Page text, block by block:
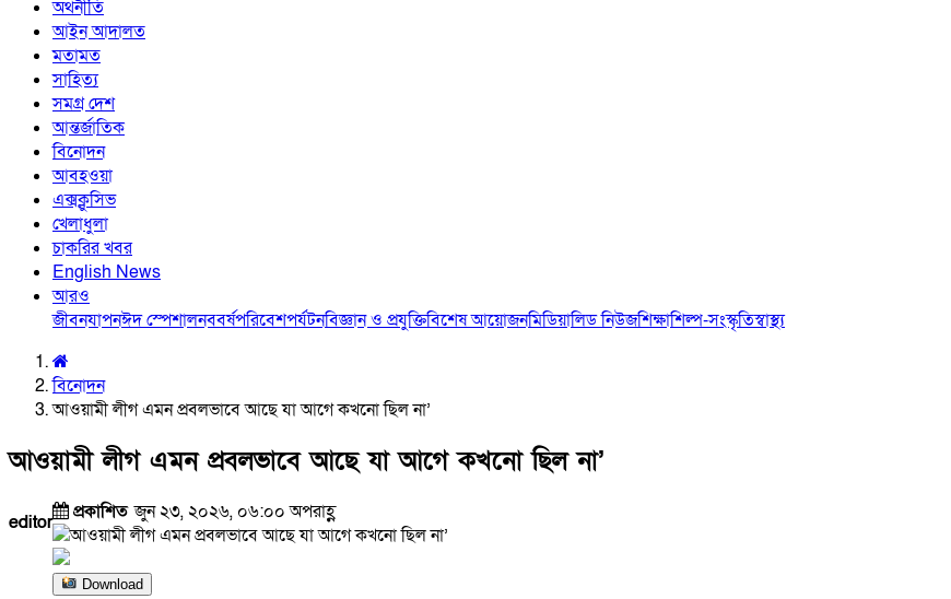
অর্থনীতি
আইন আদালত
মতামত
সাহিত্য
সমগ্র দেশ
আন্তর্জাতিক
বিনোদন
আবহওয়া
এক্সক্লুসিভ
খেলাধুলা
চাকরির খবর
English News
আরও
জীবনযাপনঈদ স্পেশালনববর্ষপরিবেশপর্যটনবিজ্ঞান ও প্রযুক্তিবিশেষ আয়োজনমিডিয়ালিড নিউজশিক্ষাশিল্প-সংস্কৃতিস্বাস্থ্য
বিনোদন
আওয়ামী লীগ এমন প্রবলভাবে আছে যা আগে কখনো ছিল না’
আওয়ামী লীগ এমন প্রবলভাবে আছে যা আগে কখনো ছিল না’
editor প্রকাশিতজুন ২৩, ২০২৬, ০৬:০০ অপরাহ্ণ
Download